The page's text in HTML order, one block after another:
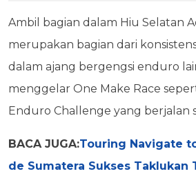
Ambil bagian dalam Hiu Selatan
merupakan bagian dari
dalam ajang bergengsi enduro
menggelar One Make Race
Enduro Challenge yang berjalan
BACA JUGA:Touring Navigate
de Sumatera Sukses Taklukan